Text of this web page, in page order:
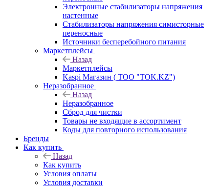
Электронные стабилизаторы напряжения
настенные
Стабилизаторы напряжения симисторные
переносные
Источники бесперебойного питания
Маркетплейсы
Назад
Маркетплейсы
Kaspi Магазин ( ТОО "TOK.KZ")
Неразобранное
Назад
Неразобранное
Сброд для чистки
Товары не входящие в ассортимент
Коды для повторного использования
Бренды
Как купить
Назад
Как купить
Условия оплаты
Условия доставки